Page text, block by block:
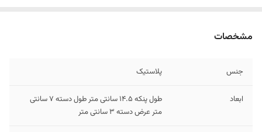
مشخصات
جنس پلاستیک
ابعاد
طول پنکه 14.5 سانتی متر طول دسته 7 سانتی
متر عرض دسته 3 سانتی متر